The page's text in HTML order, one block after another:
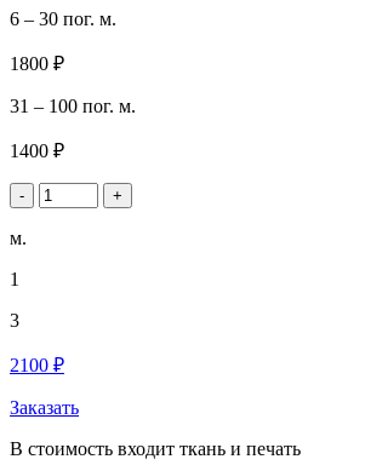
6 – 30 пог. м.
1800 ₽
31 – 100 пог. м.
1400 ₽
- +
м.
1
3
2100 ₽
Заказать
В стоимость входит ткань и печать